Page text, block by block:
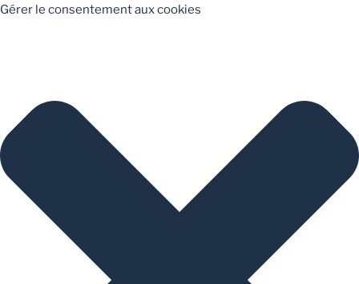
Gérer le consentement aux cookies